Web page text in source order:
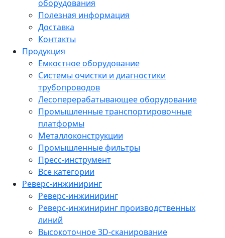
оборудования
Полезная информация
Доставка
Контакты
Продукция
Емкостное оборудование
Системы очистки и диагностики
трубопроводов
Лесоперерабатывающее оборудование
Промышленные транспортировочные
платформы
Металлоконструкции
Промышленные фильтры
Пресс-инструмент
Все категории
Реверс-инжиниринг
Реверс-инжиниринг
Реверс-инжиниринг производственных
линий
Высокоточное 3D-сканирование